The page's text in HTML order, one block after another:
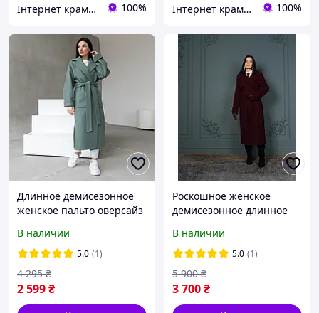
Інтернет крамничка "Nika Star" 100% Інтернет крамничка "Nika Star" 100%
Длинное демисезонное
женское пальто оверсайз
В наличии
5.0 (1)
2 599₴
4 295 ₴
Роскошное женское
демисезонное длинное
поясом в цвете бургунди
В наличии
5.0 (1)
3 700₴
5 900 ₴